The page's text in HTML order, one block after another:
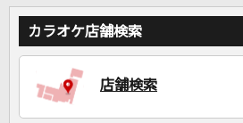
DAMに会員登録・ログイ
カラオケ店舗検索
店舗検索